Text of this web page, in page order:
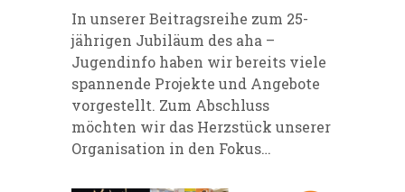
In unserer Beitragsreihe zum 25-
jährigen Jubiläum des aha –
Jugendinfo haben wir bereits viele
spannende Projekte und Angebote
vorgestellt. Zum Abschluss
möchten wir das Herzstück unserer
Organisation in den Fokus…